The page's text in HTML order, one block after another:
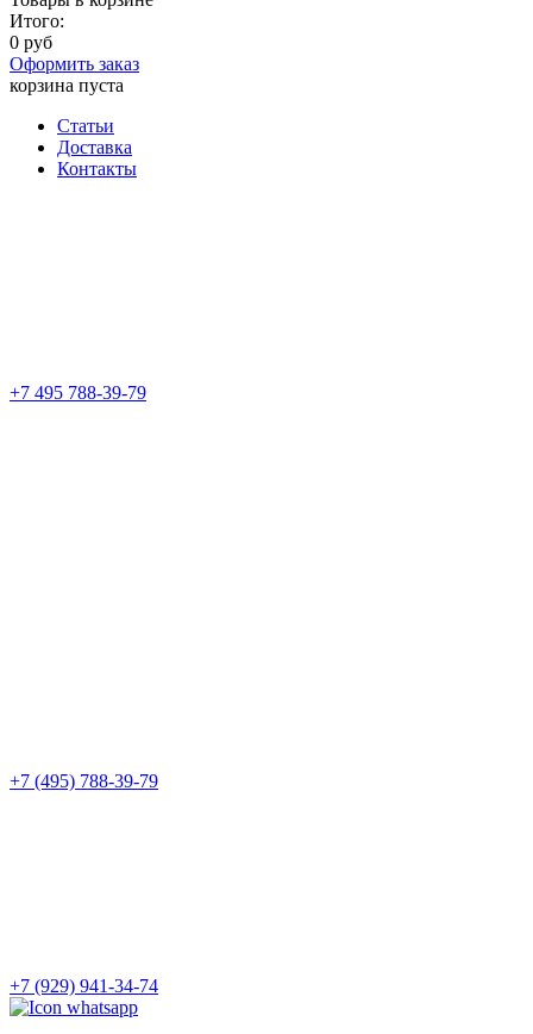
Итого:
0 руб
Оформить заказ
корзина пуста
Статьи
Доставка
Контакты
+7 495 788-39-79
+7 (495) 788-39-79
+7 (929) 941-34-74